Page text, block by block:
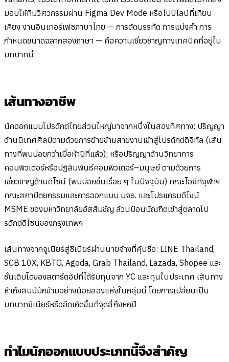
มอบให้ทีมวิศวกรรมผ่าน Figma Dev Mode หรือไปป์ไลน์ที่เทียบ
เคียง งานอินเทอร์เฟซภาษาไทย — การตัดบรรทัด การแบ่งคำ การ
กำหนดขนาดฉลากสองภาษา — คือความเชี่ยวชาญทางเทคนิคที่อยู่ใน
บทบาทนี้
เส้นทางอาชีพ
นักออกแบบโปรดักต์ไทยส่วนใหญ่มาจากหนึ่งในสองทิศทาง: ปริญญา
ด้านนิเทศศิลป์ตามด้วยการย้ายข้ามสายงานเข้าสู่โปรดักต์ดิจิทัล (เส้น
ทางที่พบบ่อยกว่าเมื่อห้าปีที่แล้ว); หรือปริญญาด้านวิทยาการ
คอมพิวเตอร์หรือปฏิสัมพันธ์คอมพิวเตอร์–มนุษย์ ตามด้วยการ
เชี่ยวชาญด้านดีไซน์ (พบบ่อยขึ้นเรื่อย ๆ ในปัจจุบัน) คณะไอซีทีจุฬาฯ
คณะสถาปัตยกรรมและการออกแบบ มจธ. และโปรแกรมดีไซน์
MSME ของมหาวิทยาลัยอัสสัมชัญ ล้วนป้อนบัณฑิตเข้าสู่ตลาดโป
รดักต์ดีไซน์ของกรุงเทพฯ
เส้นทางจากจูเนียร์สู่ซีเนียร์ผ่านนายจ้างที่คุ้นชื่อ: LINE Thailand,
SCB 10X, KBTG, Agoda, Grab Thailand, Lazada, Shopee และ
ชั้นเติบโตของสตาร์ตอัปที่ได้รับทุนจาก YC และทุนในประเทศ เส้นทาง
ห้าถึงสิบปีมักข้ามอย่างน้อยสองแห่งในกลุ่มนี้ โดยการเปลี่ยนเป็น
บทบาทซีเนียร์หรือลีดเกิดขึ้นที่จุดสี่ถึงหกปี
ทำไมนักออกแบบประเภทนี้จึงสำคัญ